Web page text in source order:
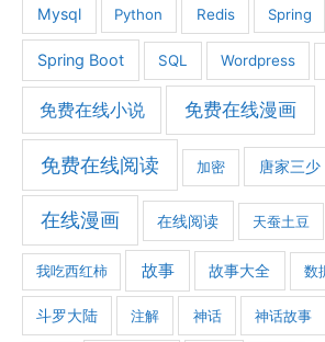
Mysql Python Redis Spring
Spring Boot SQL Wordpress
免费在线小说 免费在线漫画
免费在线阅读 加密 唐家三少
在线漫画 在线阅读 天蚕土豆
我吃西红柿 故事 故事大全 数
斗罗大陆 注解 神话 神话故事